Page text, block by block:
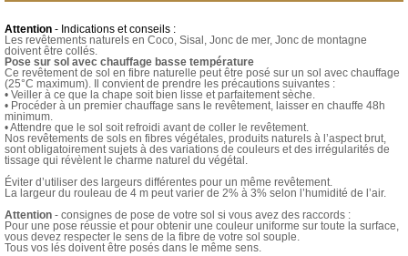
Attention - Indications et conseils :
Les revêtements naturels en Coco, Sisal, Jonc de mer, Jonc de montagne
doivent être collés.
Pose sur sol avec chauffage basse température
Ce revêtement de sol en fibre naturelle peut être posé sur un sol avec chauffage
(25°C maximum). Il convient de prendre les précautions suivantes :
• Veiller à ce que la chape soit bien lisse et parfaitement sèche.
• Procéder à un premier chauffage sans le revêtement, laisser en chauffe 48h
minimum.
• Attendre que le sol soit refroidi avant de coller le revêtement.
Nos revêtements de sols en fibres végétales, produits naturels à l’aspect brut,
sont obligatoirement sujets à des variations de couleurs et des irrégularités de
tissage qui révèlent le charme naturel du végétal.
Éviter d’utiliser des largeurs différentes pour un même revêtement.
La largeur du rouleau de 4 m peut varier de 2% à 3% selon l’humidité de l’air.
Attention - consignes de pose de votre sol si vous avez des raccords :
Pour une pose réussie et pour obtenir une couleur uniforme sur toute la surface,
vous devez respecter le sens de la fibre de votre sol souple.
Tous vos lés doivent être posés dans le même sens.